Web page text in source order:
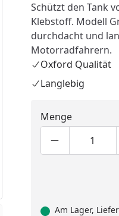
zur Wunschliste
Schützt den Tank
Klebstoff. Modell
durchdacht und
Motorradfahrern.
Oxford Qualität
Langlebig
Menge
Am Lager,